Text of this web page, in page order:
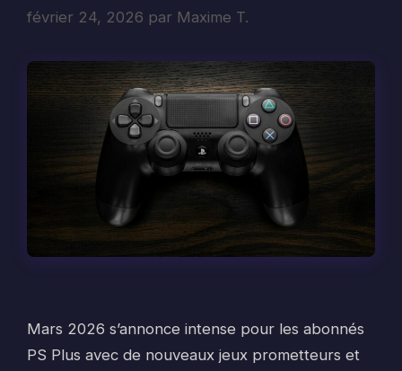
février 24, 2026 par Maxime T.
Mars 2026 s’annonce intense pour les abonnés
PS Plus avec de nouveaux jeux prometteurs et